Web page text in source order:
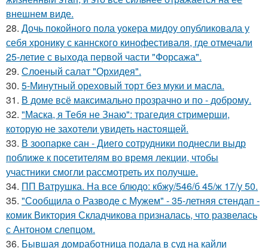
внешнем виде.
28. Дочь покойного пола уокера мидоу опубликовала у
себя хронику с каннского кинофестиваля, где отмечали
25-летие с выхода первой части "Форсажа".
29. Слоеный салат "Орхидея".
30. 5-Минутный ореховый торт без муки и масла.
31. В доме всё максимально прозрачно и по - доброму.
32. "Маска, я Тебя не Знаю": трагедия стримерши,
которую не захотели увидеть настоящей.
33. В зоопарке сан - Диего сотрудники поднесли выдр
поближе к посетителям во время лекции, чтобы
участники смогли рассмотреть их получше.
34. ПП Ватрушка. На все блюдо: кбжу/546/б 45/ж 17/у 50.
35. "Сообщила о Разводе с Мужем" - 35-летняя стендап -
комик Виктория Складчикова призналась, что развелась
с Антоном слепцом.
36. Бывшая домработница подала в суд на кайли